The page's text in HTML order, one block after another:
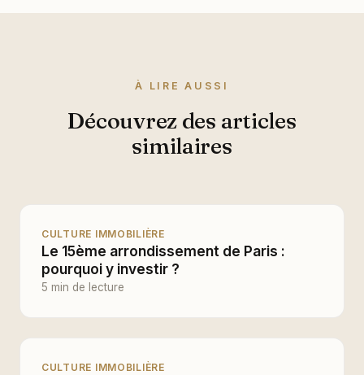
À LIRE AUSSI
Découvrez des articles
similaires
CULTURE IMMOBILIÈRE
Le 15ème arrondissement de Paris :
pourquoi y investir ?
5 min de lecture
CULTURE IMMOBILIÈRE